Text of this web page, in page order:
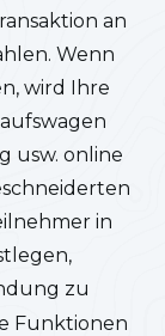
an
Wenn
wird Ihre
usw. online
in
zu
Funktionen